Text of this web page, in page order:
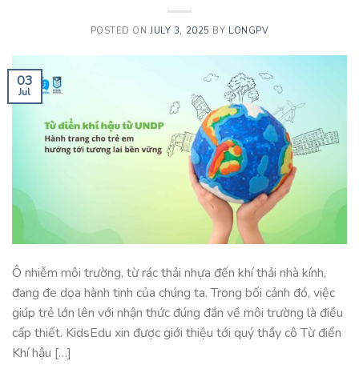
POSTED ONJULY 3, 2025 BY LONGPV
03
Jul
Ô nhiễm môi trường, từ rác thải nhựa đến khí thải nhà kính,
đang đe dọa hành tinh của chúng ta. Trong bối cảnh đó, việc
giúp trẻ lớn lên với nhận thức đúng đắn về môi trường là điều
cấp thiết. KidsEdu xin được giới thiệu tới quý thầy cô Từ điển
Khí hậu […]